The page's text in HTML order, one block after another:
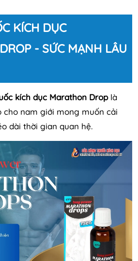
KÍCH DỤC
- SỨC MẠNH LÂU
kích dục Marathon Droplà
cho nam giới mong muốn cải
dài thời gian quan hệ.